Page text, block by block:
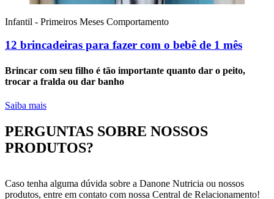
Infantil - Primeiros Meses Comportamento
12 brincadeiras para fazer com o bebê de 1 mês
Brincar com seu filho é tão importante quanto dar o peito,
trocar a fralda ou dar banho
Saiba mais
PERGUNTAS SOBRE NOSSOS
PRODUTOS?
Caso tenha alguma dúvida sobre a Danone Nutricia ou nossos
produtos, entre em contato com nossa Central de Relacionamento!